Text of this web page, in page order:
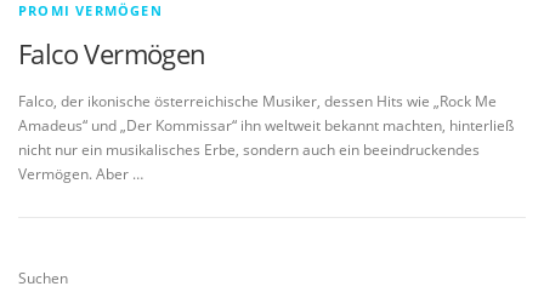
PROMI VERMÖGEN
Falco Vermögen
Falco, der ikonische österreichische Musiker, dessen Hits wie „Rock Me
Amadeus“ und „Der Kommissar“ ihn weltweit bekannt machten, hinterließ
nicht nur ein musikalisches Erbe, sondern auch ein beeindruckendes
Vermögen. Aber …
Suchen